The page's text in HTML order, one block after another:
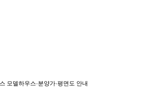
모델하우스·분양가·평면도 안내